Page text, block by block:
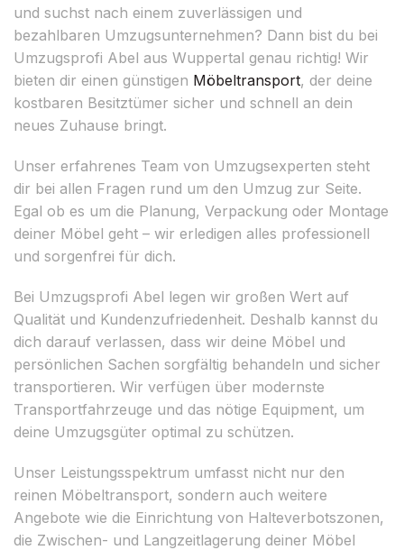
und suchst nach einem zuverlässigen und
bezahlbaren Umzugsunternehmen? Dann bist du bei
Umzugsprofi Abel aus Wuppertal genau richtig! Wir
bieten dir einen günstigen Möbeltransport, der deine
kostbaren Besitztümer sicher und schnell an dein
neues Zuhause bringt.
Unser erfahrenes Team von Umzugsexperten steht
dir bei allen Fragen rund um den Umzug zur Seite.
Egal ob es um die Planung, Verpackung oder Montage
deiner Möbel geht – wir erledigen alles professionell
und sorgenfrei für dich.
Bei Umzugsprofi Abel legen wir großen Wert auf
Qualität und Kundenzufriedenheit. Deshalb kannst du
dich darauf verlassen, dass wir deine Möbel und
persönlichen Sachen sorgfältig behandeln und sicher
transportieren. Wir verfügen über modernste
Transportfahrzeuge und das nötige Equipment, um
deine Umzugsgüter optimal zu schützen.
Unser Leistungsspektrum umfasst nicht nur den
reinen Möbeltransport, sondern auch weitere
Angebote wie die Einrichtung von Halteverbotszonen,
die Zwischen- und Langzeitlagerung deiner Möbel